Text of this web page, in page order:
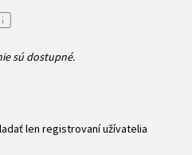
sú dostupné.
len registrovaní užívatelia